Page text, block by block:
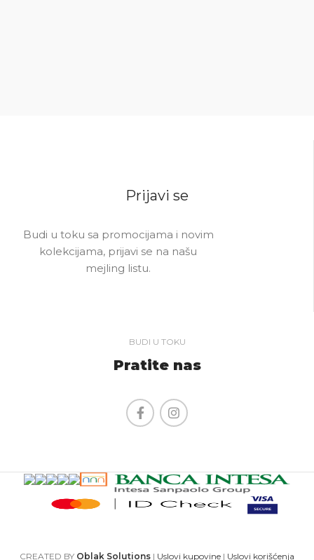
Prijavi se
Budi u toku sa promocijama i novim
kolekcijama, prijavi se na našu
mejling listu.
BUDI U TOKU
Pratite nas
CREATED BY Oblak Solutions | Uslovi kupovine | Uslovi korišćenja